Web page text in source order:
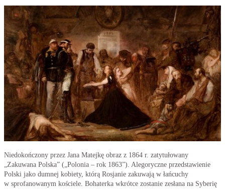
Niedokończony przez Jana Matejkę obraz z 1864 r. zatytułowany
„Zakuwana Polska” („Polonia – rok 1863”). Alegoryczne przedstawienie
Polski jako dumnej kobiety, którą Rosjanie zakuwają w łańcuchy
w sprofanowanym kościele. Bohaterka wkrótce zostanie zesłana na Syberię